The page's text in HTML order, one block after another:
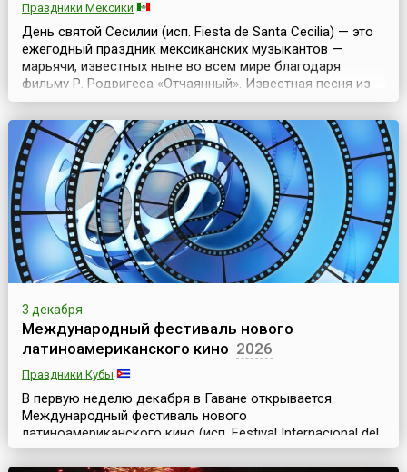
Праздники Мексики
День святой Сесилии (исп. Fiesta de Santa Cecilia) — это
ежегодный праздник мексиканских музыкантов —
марьячи, известных ныне во всем мире благодаря
фильму Р. Родригеса «Отчаянный». Известная песня из
этого фильма, к слову сказать, принадлежит не перу
композитора, а мексиканскому народу. В реальной
жизни они, возможно, стреляют и не так хорошо, но
поют прекрасно. И доказывают это каждый год, с...
3 декабря
Международный фестиваль нового
латиноамериканского кино 2026
Праздники Кубы
В первую неделю декабря в Гаване открывается
Международный фестиваль нового
латиноамериканского кино (исп. Festival Internacional del
Nuevo Cine Latinoamericano), который длится 10
дней.Фестиваль проводится с 1979 года под эгидой